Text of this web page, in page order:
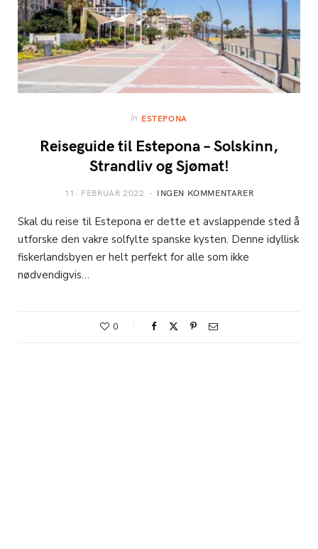
In ESTEPONA
Reiseguide til Estepona – Solskinn,
Strandliv og Sjømat!
11. FEBRUAR 2022 INGEN KOMMENTARER
Skal du reise til Estepona er dette et avslappende sted å
utforske den vakre solfylte spanske kysten. Denne idyllisk
fiskerlandsbyen er helt perfekt for alle som ikke
nødvendigvis…
0